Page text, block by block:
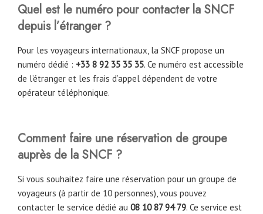
Quel est le numéro pour contacter la SNCF
depuis l’étranger ?
Pour les voyageurs internationaux, la SNCF propose un
numéro dédié : +33 8 92 35 35 35. Ce numéro est accessible
de l’étranger et les frais d’appel dépendent de votre
opérateur téléphonique.
Comment faire une réservation de groupe
auprès de la SNCF ?
Si vous souhaitez faire une réservation pour un groupe de
voyageurs (à partir de 10 personnes), vous pouvez
contacter le service dédié au 08 10 87 94 79. Ce service est